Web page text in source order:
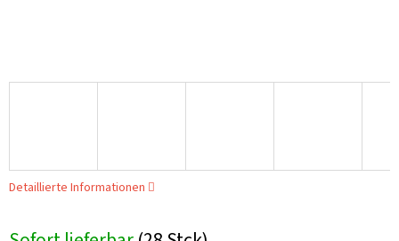
Detaillierte Informationen